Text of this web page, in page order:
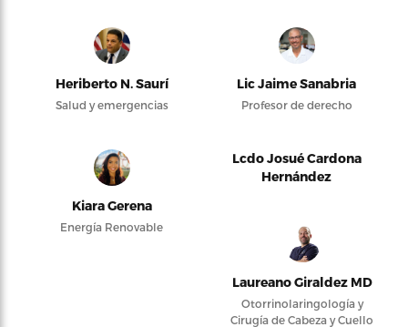
Heriberto N. Saurí
Salud y emergencias
Lic Jaime Sanabria
Profesor de derecho
Kiara Gerena
Energía Renovable
Lcdo Josué Cardona
Hernández
Laureano Giraldez MD
Otorrinolaringología y
Cirugía de Cabeza y Cuello